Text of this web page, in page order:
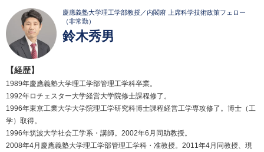
慶應義塾大学理工学部教授／内閣府 上席科学技術政策フェロー
（非常勤）
鈴木秀男
【経歴】
1989年慶應義塾大学理工学部管理工学科卒業。
1992年ロチェスター大学経営大学院修士課程修了。
1996年東京工業大学大学院理工学研究科博士課程経営工学専攻修了。博士（工
学）取得。
1996年筑波大学社会工学系・講師。2002年6月同助教授。
2008年4月慶應義塾大学理工学部管理工学科・准教授。2011年4月同教授、現